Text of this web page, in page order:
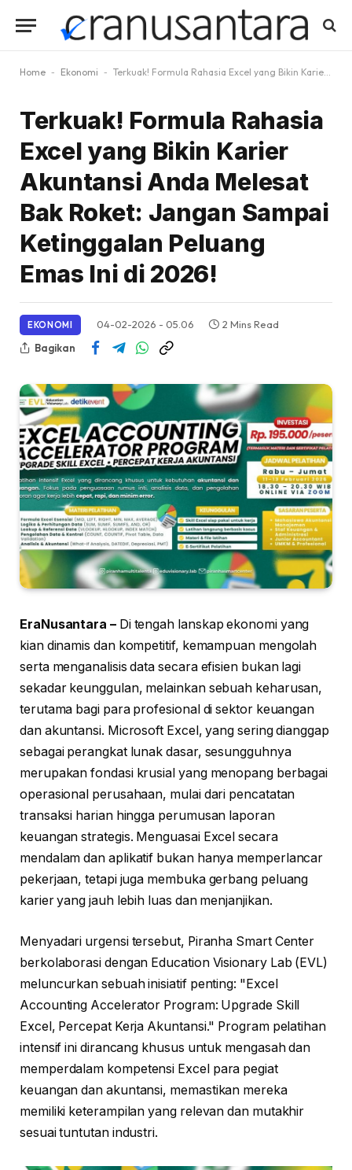
Home - Ekonomi - Terkuak! Formula Rahasia Excel yang Bikin Karier Akuntansi Anda Melesat Bak Roket: Jangan Sampai Ketinggalan Peluang Emas Ini di 2026!
Terkuak! Formula Rahasia
Excel yang Bikin Karier
Akuntansi Anda Melesat
Bak Roket: Jangan Sampai
Ketinggalan Peluang
Emas Ini di 2026!
EKONOMI 04-02-2026 - 05.06
2 Mins Read
Bagikan
EraNusantara –Di tengah lanskap ekonomi yang
kian dinamis dan kompetitif, kemampuan mengolah
serta menganalisis data secara efisien bukan lagi
sekadar keunggulan, melainkan sebuah keharusan,
terutama bagi para profesional di sektor keuangan
dan akuntansi. Microsoft Excel, yang sering dianggap
sebagai perangkat lunak dasar, sesungguhnya
merupakan fondasi krusial yang menopang berbagai
operasional perusahaan, mulai dari pencatatan
transaksi harian hingga perumusan laporan
keuangan strategis. Menguasai Excel secara
mendalam dan aplikatif bukan hanya memperlancar
pekerjaan, tetapi juga membuka gerbang peluang
karier yang jauh lebih luas dan menjanjikan.
Menyadari urgensi tersebut, Piranha Smart Center
berkolaborasi dengan Education Visionary Lab (EVL)
meluncurkan sebuah inisiatif penting: "Excel
Accounting Accelerator Program: Upgrade Skill
Excel, Percepat Kerja Akuntansi." Program pelatihan
intensif ini dirancang khusus untuk mengasah dan
memperdalam kompetensi Excel para pegiat
keuangan dan akuntansi, memastikan mereka
memiliki keterampilan yang relevan dan mutakhir
sesuai tuntutan industri.